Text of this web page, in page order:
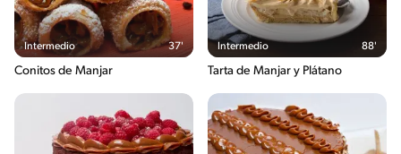
Intermedio 37'
Conitos de Manjar
Intermedio 88'
Tarta de Manjar y Plátano